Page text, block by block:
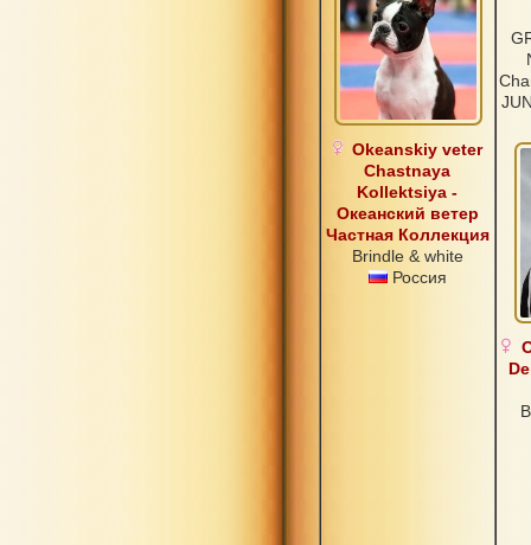
Okeanskiy veter
Chastnaya
Kollektsiya -
Океанский ветер
Частная Коллекция
Brindle & white
Россия